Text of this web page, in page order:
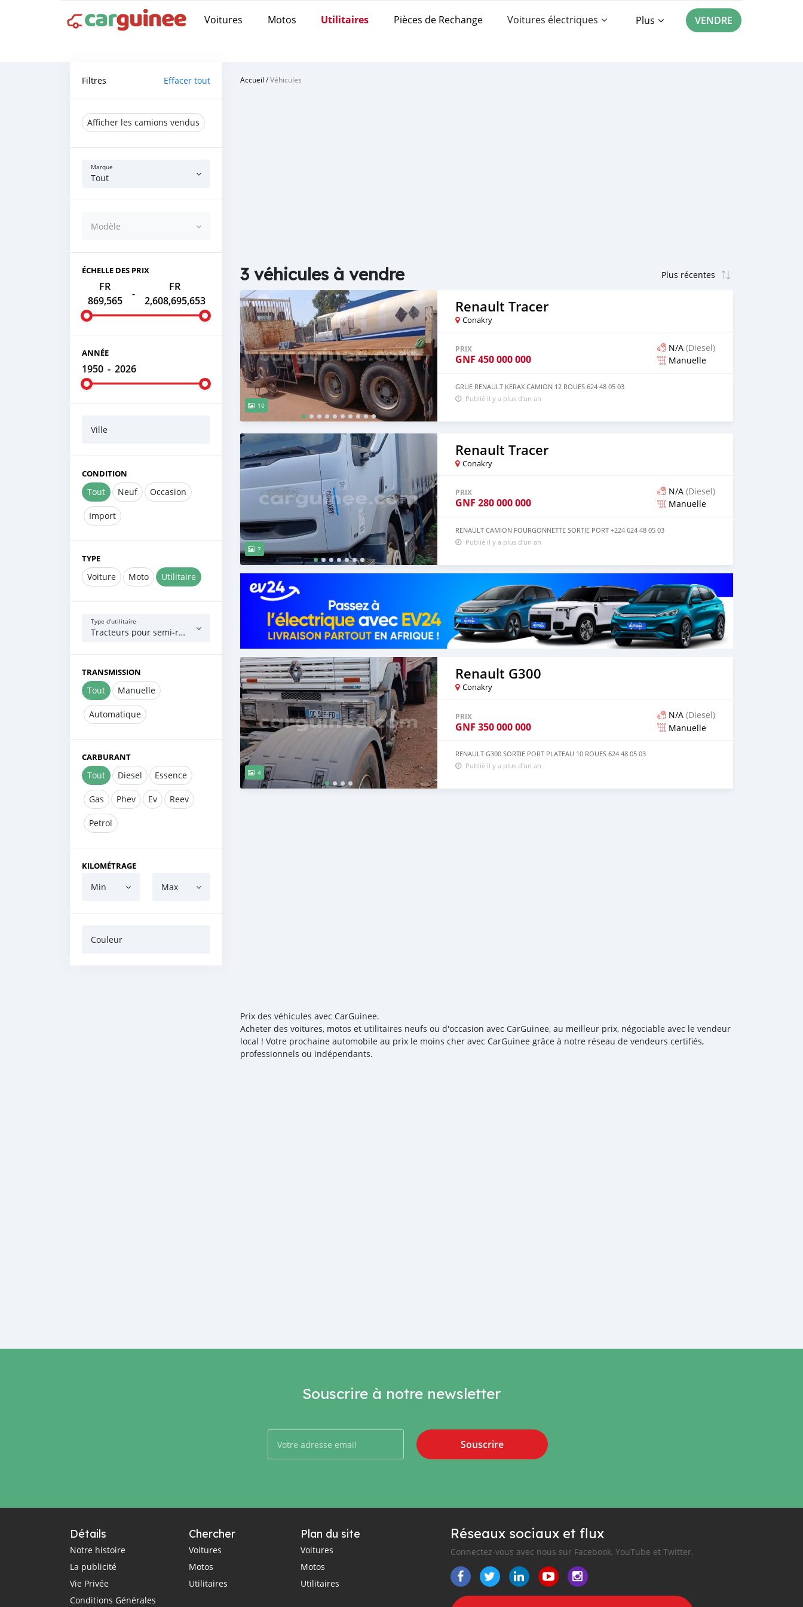
Voitures Motos Utilitaires Pièces de Rechange Voitures électriques Plus VENDRE
Filtres Effacer tout
Afficher les camions vendus
Marque
Tout
Modèle
ÉCHELLE DES PRIX
FR
869,565
-
FR
2,608,695,653
ANNÉE
1950 - 2026
Ville
CONDITION
Tout Neuf Occasion
Import
TYPE
Voiture Moto Utilitaire
Type d’utilitaire
Tracteurs pour semi‒remorques
TRANSMISSION
Tout Manuelle
Automatique
CARBURANT
Tout Diesel Essence
Gas Phev Ev Reev
Petrol
KILOMÉTRAGE
Min Max
Couleur
Accueil /Véhicules
3 véhicules à vendre
10
Renault Tracer
Conakry
PRIX
GNF 450 000 000
N/A (Diesel)
Manuelle
GRUE RENAULT KERAX CAMION 12 ROUES 624 48 05 03
Publié il y a plus d'un an
7
Renault Tracer
Conakry
PRIX
GNF 280 000 000
N/A (Diesel)
Manuelle
RENAULT CAMION FOURGONNETTE SORTIE PORT +224 624 48 05 03
Publié il y a plus d'un an
4
Renault G300
Conakry
PRIX
GNF 350 000 000
N/A (Diesel)
Manuelle
RENAULT G300 SORTIE PORT PLATEAU 10 ROUES 624 48 05 03
Publié il y a plus d'un an
Prix des véhicules avec CarGuinee.
Acheter des voitures, motos et utilitaires neufs ou d'occasion avec CarGuinee, au meilleur prix, négociable avec le vendeur
local ! Votre prochaine automobile au prix le moins cher avec CarGuinee grâce à notre réseau de vendeurs certifiés,
professionnels ou indépendants.
Souscrire à notre newsletter
Souscrire
Détails
Notre histoire
La publicité
Vie Privée
Conditions Générales
Chercher
Voitures
Motos
Utilitaires
Plan du site
Voitures
Motos
Utilitaires
Réseaux sociaux et flux
Connectez-vous avec nous sur Facebook, YouTube et Twitter.